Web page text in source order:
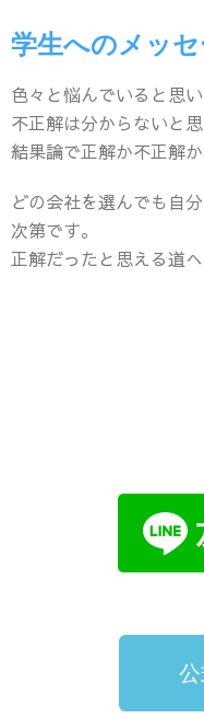
学生へのメッ
色々と悩んでいると思
不正解は分からないと思
結果論で正解か不正解
どの会社を選んでも自
次第です。
正解だったと思える道